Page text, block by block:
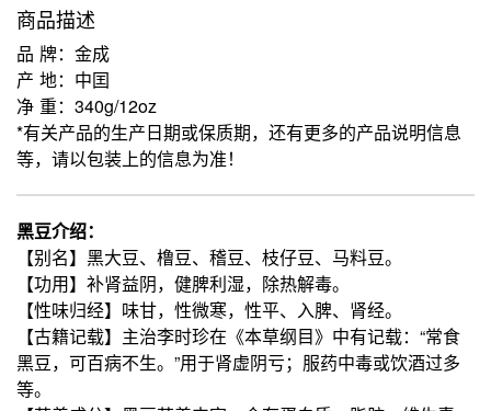
商品描述
品 牌：金成
产 地：中囯
净 重：340g/12oz
*有关产品的生产日期或保质期，还有更多的产品说明信息
等，请以包装上的信息为准！
黑豆介绍：
【别名】黑大豆、橹豆、稽豆、枝仔豆、马料豆。
【功用】补肾益阴，健脾利湿，除热解毒。
【性味归经】味甘，性微寒，性平、入脾、肾经。
【古籍记载】主治李时珍在《本草纲目》中有记载：“常食
黑豆，可百病不生。”用于肾虚阴亏；服药中毒或饮酒过多
等。